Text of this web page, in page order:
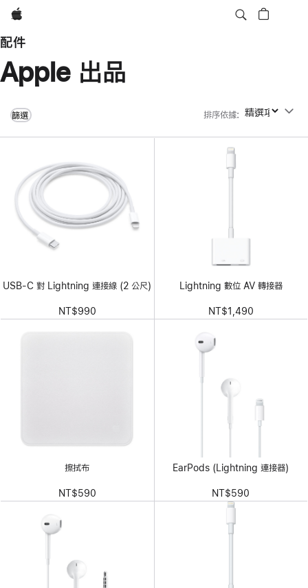
Apple
配件
Apple 出品
篩選 排序依據: 排序依據
USB-C 對 Lightning 連接線 (2 公尺)
NT$990
Lightning 數位 AV 轉接器
NT$1,490
擦拭布
NT$590
EarPods (Lightning 連接器)
NT$590